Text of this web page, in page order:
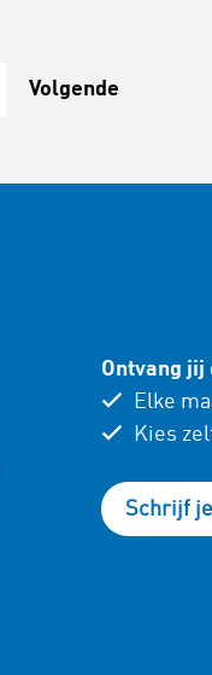
Volgende
Ontvang
Elke
Kies
Schrijf